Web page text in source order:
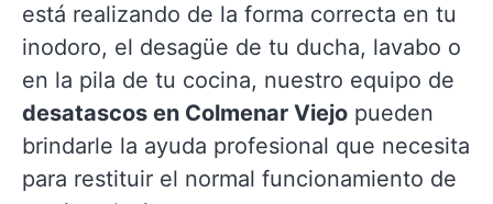
está realizando de la forma correcta en tu
inodoro, el desagüe de tu ducha, lavabo o
en la pila de tu cocina, nuestro equipo de
desatascos en Colmenar Viejo pueden
brindarle la ayuda profesional que necesita
para restituir el normal funcionamiento de